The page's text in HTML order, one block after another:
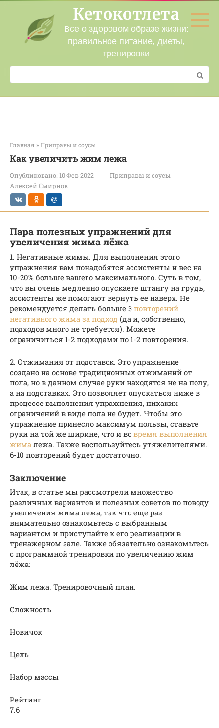
Перейти
контенту
Кетокотлета
Все о здоровом образе жизни:
правильное питание, диеты,
тренировки
Поиск:
Главная » Приправы и соусы
Как увеличить жим лежа
Опубликовано: 10 Фев 2022
Приправы и соусы
Алексей Смирнов
Пара полезных упражнений для
увеличения жима лёжа
1. Негативные жимы. Для выполнения этого
упражнения вам понадобятся ассистенты и вес на
10-20% больше вашего максимального. Суть в том,
что вы очень медленно опускаете штангу на грудь,
ассистенты же помогают вернуть ее наверх. Не
рекомендуется делать больше 3 повторений
негативного жима за подход (да и, собственно,
подходов много не требуется). Можете
ограничиться 1-2 подходами по 1-2 повторения.
2. Отжимания от подставок. Это упражнение
создано на основе традиционных отжиманий от
пола, но в данном случае руки находятся не на полу,
а на подставках. Это позволяет опускаться ниже в
процессе выполнения упражнения, никаких
ограничений в виде пола не будет. Чтобы это
упражнение принесло максимум пользы, ставьте
руки на той же ширине, что и во время выполнения
жима лежа. Также воспользуйтесь утяжелителями.
6-10 повторений будет достаточно.
Заключение
Итак, в статье мы рассмотрели множество
различных вариантов и полезных советов по поводу
увеличения жима лежа, так что еще раз
внимательно ознакомьтесь с выбранным
вариантом и приступайте к его реализации в
тренажерном зале. Также обязательно ознакомьтесь
с программной тренировки по увеличению жим
лёжа:
Жим лежа. Тренировочный план.
Сложность
Новичок
Цель
Набор массы
Рейтинг
7.6